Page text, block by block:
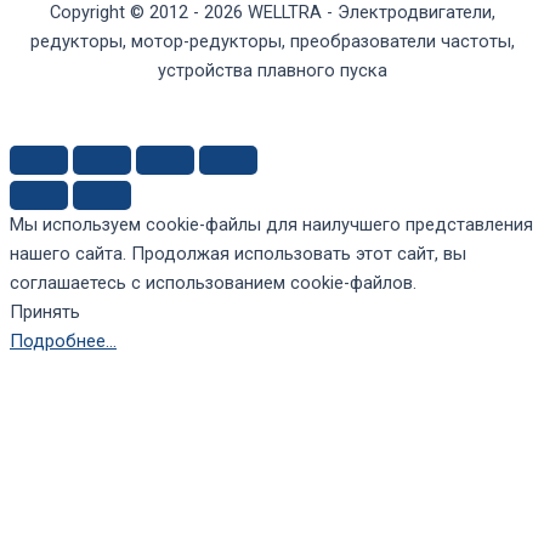
Copyright © 2012 - 2026 WELLTRA - Электродвигатели,
редукторы, мотор-редукторы, преобразователи частоты,
устройства плавного пуска
Мы используем cookie-файлы для наилучшего представления
нашего сайта. Продолжая использовать этот сайт, вы
соглашаетесь с использованием cookie-файлов.
Принять
Подробнее…